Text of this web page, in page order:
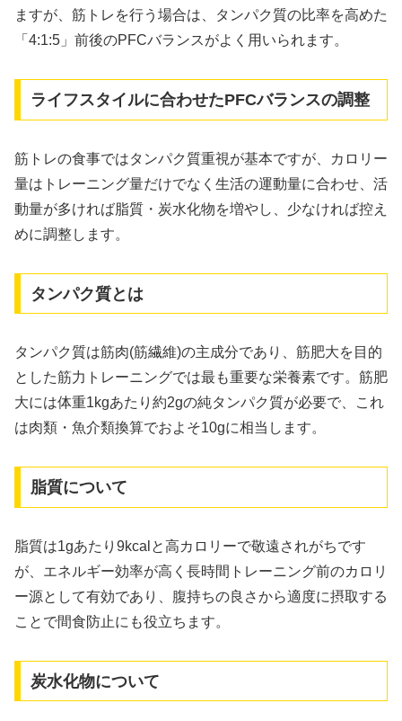
ますが、筋トレを行う場合は、タンパク質の比率を高めた
「4:1:5」前後のPFCバランスがよく用いられます。
ライフスタイルに合わせたPFCバランスの調整
筋トレの食事ではタンパク質重視が基本ですが、カロリー
量はトレーニング量だけでなく生活の運動量に合わせ、活
動量が多ければ脂質・炭水化物を増やし、少なければ控え
めに調整します。
タンパク質とは
タンパク質は筋肉(筋繊維)の主成分であり、筋肥大を目的
とした筋力トレーニングでは最も重要な栄養素です。筋肥
大には体重1kgあたり約2gの純タンパク質が必要で、これ
は肉類・魚介類換算でおよそ10gに相当します。
脂質について
脂質は1gあたり9kcalと高カロリーで敬遠されがちです
が、エネルギー効率が高く長時間トレーニング前のカロリ
ー源として有効であり、腹持ちの良さから適度に摂取する
ことで間食防止にも役立ちます。
炭水化物について